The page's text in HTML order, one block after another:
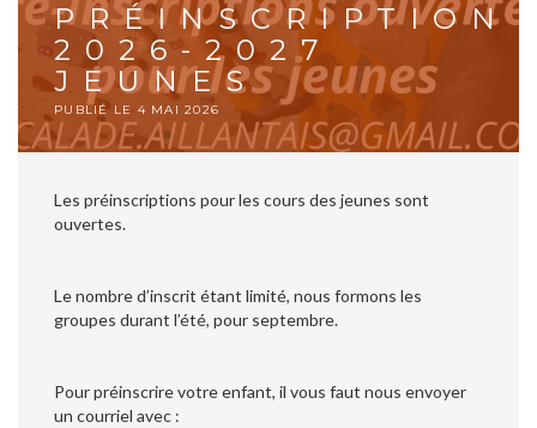
PRÉINSCRIPTION
2026-2027
JEUNES
PUBLIÉ LE 4 MAI 2026
Les préinscriptions pour les cours des jeunes sont
ouvertes.
Le nombre d’inscrit étant limité, nous formons les
groupes durant l’été, pour septembre.
Pour préinscrire votre enfant, il vous faut nous envoyer
un courriel avec :